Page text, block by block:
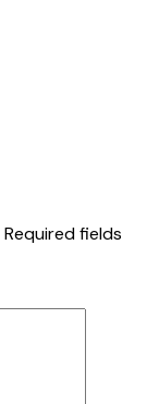
Required fields